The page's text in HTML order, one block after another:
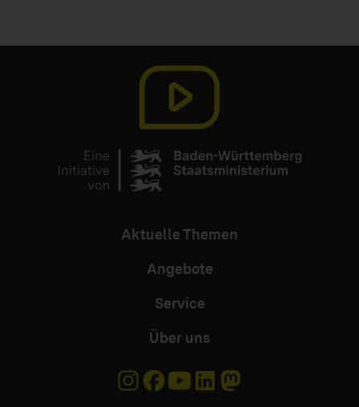
Aktuelle Themen
Angebote
Service
Über uns